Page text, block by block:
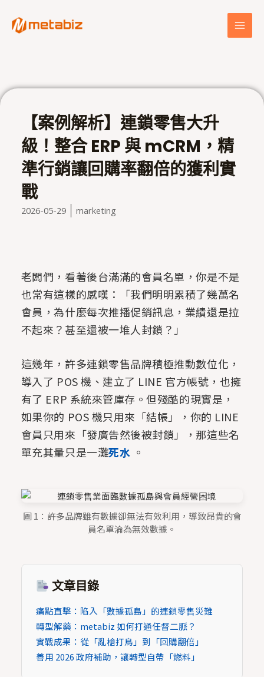
【案例解析】連鎖零售大升
級！整合 ERP 與 mCRM，精
準行銷讓回購率翻倍的獲利實
戰
2026-05-29 marketing
老闆們，看著後台滿滿的會員名單，你是不是
也常有這樣的感嘆：「我們明明累積了幾萬名
會員，為什麼每次推播促銷訊息，業績還是拉
不起來？甚至還被一堆人封鎖？」
這幾年，許多連鎖零售品牌積極推動數位化，
導入了 POS 機、建立了 LINE 官方帳號，也擁
有了 ERP 系統來管庫存。但殘酷的現實是，
如果你的 POS 機只用來「結帳」，你的 LINE
會員只用來「發廣告然後被封鎖」，那這些名
單充其量只是一灘死水 。
圖 1：許多品牌雖有數據卻無法有效利用，導致昂貴的會
員名單淪為無效數據。
文章目錄
痛點直擊：陷入「數據孤島」的連鎖零售災難
轉型解藥：metabiz 如何打通任督二脈？
實戰成果：從「亂槍打鳥」到「回購翻倍」
善用 2026 政府補助，讓轉型自帶「燃料」